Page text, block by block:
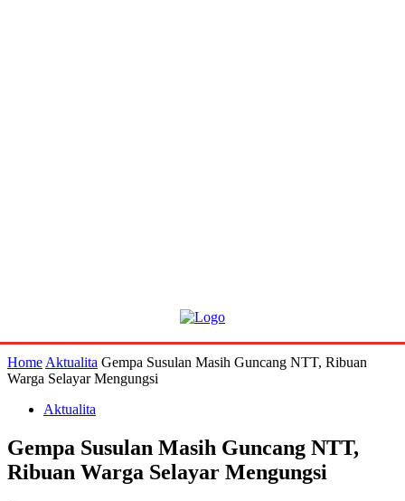
Home Aktualita Gempa Susulan Masih Guncang NTT, Ribuan
Warga Selayar Mengungsi
Aktualita
Gempa Susulan Masih Guncang NTT,
Ribuan Warga Selayar Mengungsi